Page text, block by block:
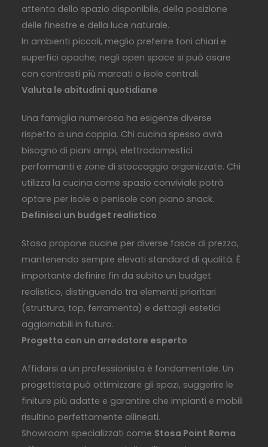
attenta dello spazio disponibile, della posizione
delle finestre e della luce naturale.
In ambienti piccoli, meglio preferire toni chiari e
superfici opache; negli open space si può osare
con contrasti più marcati o isole centrali.
Valuta le abitudini quotidiane
Una famiglia numerosa ha esigenze diverse
rispetto a una coppia. Chi cucina spesso avrà
bisogno di piani ampi, elettrodomestici
performanti e zone di stoccaggio organizzate. Chi
utilizza la cucina come spazio conviviale potrà
optare per isole o penisole con piano snack.
Definisci un budget realistico
Stosa propone cucine per diverse fasce di prezzo,
mantenendo sempre elevati standard di qualità. È
importante definire fin da subito un budget
realistico, distinguendo tra elementi prioritari
(struttura, top, ferramenta) e dettagli estetici
aggiornabili in futuro.
Progetta con un arredatore esperto
Affidarsi a un professionista è fondamentale. Un
progettista può ottimizzare gli spazi, suggerire le
finiture più adatte e garantire che impianti e mobili
risultino perfettamente allineati.
Showroom specializzati come Stosa Point Roma